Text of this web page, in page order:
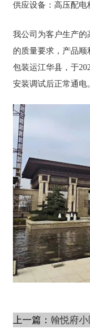
供应设备：高压配电
我公司为客户生产的
的质量要求，产品
包装运江华县，于
安装调试后正常通电
上一篇：翰悦府小区地下车